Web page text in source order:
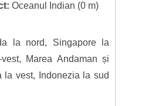
Oceanul Indian (0 m)
la nord, Singapore la
Marea Andaman și
la vest, Indonezia la sud